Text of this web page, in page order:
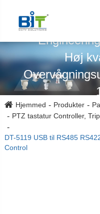
Høj
Hjemmed Produkter
PTZ tastatur Controller,
DT-5119 USB til RS485
Control